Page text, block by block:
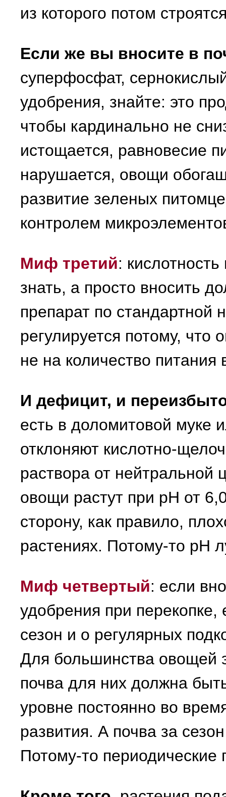
из которого потом
Если же вы вносите в
суперфосфат,
удобрения, знайте: это
чтобы кардинально не
истощается, равновесие
нарушается, овощи
развитие зеленых
контролем
Миф третий:
знать, а просто вносить
препарат по стандартной
регулируется потому, что
не на количество питания
И дефицит, и
есть в доломитовой муке
отклоняют кислотно-
раствора от
овощи растут при рН от
сторону, как правило,
растениях. Потому-то рН
Миф четвертый: если
удобрения при
сезон и о регулярных
Для большинства овощей
почва для них должна
уровне постоянно во
развития. А почва за
Потому-то периодические